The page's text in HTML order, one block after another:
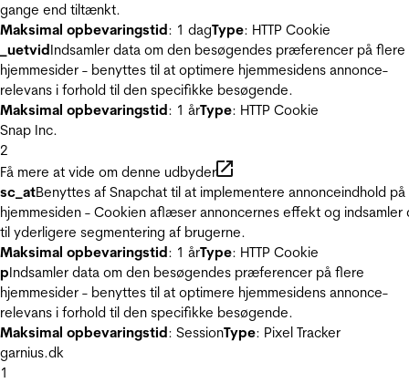
gange end tiltænkt.
Maksimal opbevaringstid: 1 dagType: HTTP Cookie
_uetvidIndsamler data om den besøgendes præferencer på flere
hjemmesider - benyttes til at optimere hjemmesidens annonce-
relevans i forhold til den specifikke besøgende.
Maksimal opbevaringstid: 1 årType: HTTP Cookie
Snap Inc.
2
Få mere at vide om denne udbyder
sc_atBenyttes af Snapchat til at implementere annonceindhold på
hjemmesiden - Cookien aflæser annoncernes effekt og indsamler
til yderligere segmentering af brugerne.
Maksimal opbevaringstid: 1 årType: HTTP Cookie
pIndsamler data om den besøgendes præferencer på flere
hjemmesider - benyttes til at optimere hjemmesidens annonce-
relevans i forhold til den specifikke besøgende.
Maksimal opbevaringstid: SessionType: Pixel Tracker
garnius.dk
1